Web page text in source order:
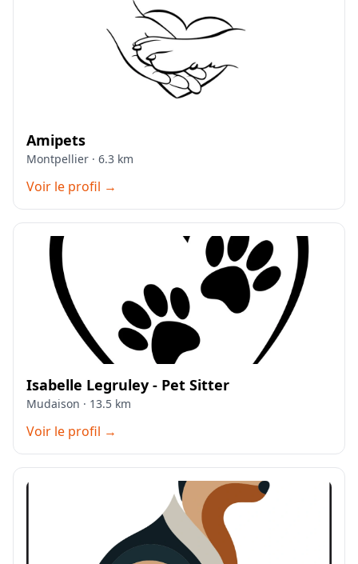
Amipets
Montpellier · 6.3 km
Voir le profil →
Isabelle Legruley - Pet Sitter
Mudaison · 13.5 km
Voir le profil →